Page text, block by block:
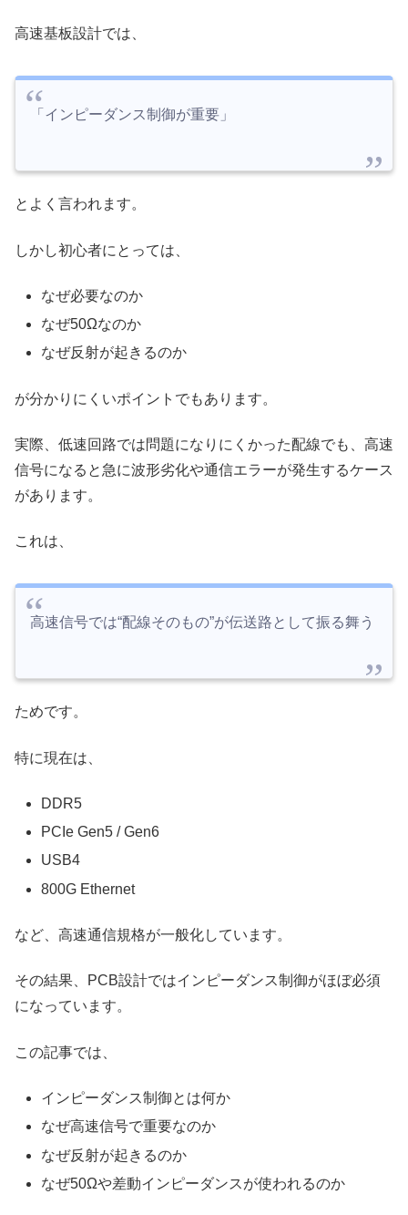
高速基板設計では、
「インピーダンス制御が重要」
とよく言われます。
しかし初心者にとっては、
なぜ必要なのか
なぜ50Ωなのか
なぜ反射が起きるのか
が分かりにくいポイントでもあります。
実際、低速回路では問題になりにくかった配線でも、高速
信号になると急に波形劣化や通信エラーが発生するケース
があります。
これは、
高速信号では“配線そのもの”が伝送路として振る舞う
ためです。
特に現在は、
DDR5
PCIe Gen5 / Gen6
USB4
800G Ethernet
など、高速通信規格が一般化しています。
その結果、PCB設計ではインピーダンス制御がほぼ必須
になっています。
この記事では、
インピーダンス制御とは何か
なぜ高速信号で重要なのか
なぜ反射が起きるのか
なぜ50Ωや差動インピーダンスが使われるのか